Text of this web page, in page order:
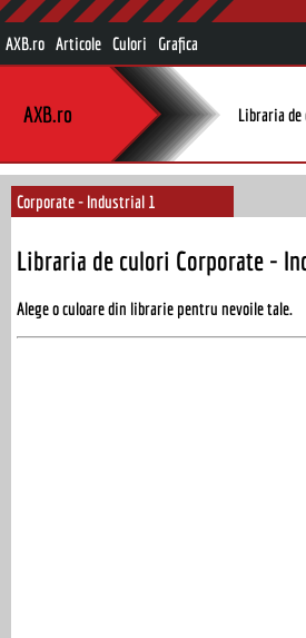
AXB.ro Articole Culori Grafica
AXB.ro Libraria de
Corporate - Industrial 1
Libraria de culori Corporate -
Alege o culoare din librarie pentru nevoile tale.